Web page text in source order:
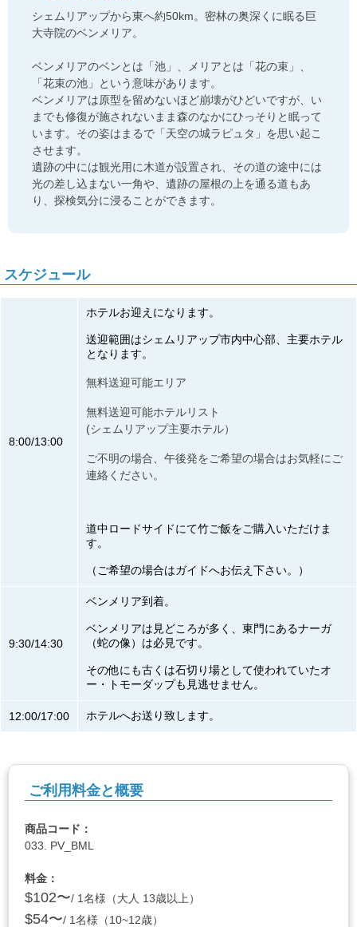
シェムリアップから東へ約50km。密林の奥深くに眠る巨
大寺院のベンメリア。
ベンメリアのベンとは「池」、メリアとは「花の束」、
「花束の池」という意味があります。
ベンメリアは原型を留めないほど崩壊がひどいですが、い
までも修復が施されないまま森のなかにひっそりと眠って
います。その姿はまるで「天空の城ラピュタ」を思い起こ
させます。
遺跡の中には観光用に木道が設置され、その道の途中には
光の差し込まない一角や、遺跡の屋根の上を通る道もあ
り、探検気分に浸ることができます。
スケジュール
8:00/13:00
ホテルお迎えになります。
送迎範囲はシェムリアップ市内中心部、主要ホテル
となります。
無料送迎可能エリア
無料送迎可能ホテルリスト
(シェムリアップ主要ホテル）
ご不明の場合、午後発をご希望の場合はお気軽にご
連絡ください。
道中ロードサイドにて竹ご飯をご購入いただけま
す。
（ご希望の場合はガイドへお伝え下さい。）
9:30/14:30
ベンメリア到着。
ベンメリアは見どころが多く、東門にあるナーガ
（蛇の像）は必見です。
その他にも古くは石切り場として使われていたオ
ー・トモーダップも見逃せません。
12:00/17:00 ホテルへお送り致します。
ご利用料金と概要
商品コード：
033. PV_BML
料金：
$102〜/ 1名様（大人 13歳以上）
$54〜/ 1名様（10~12歳）